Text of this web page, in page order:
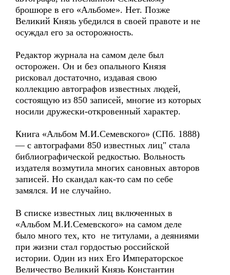
брошюре в его «Альбоме». Нет. Позже
Великий Князь убедился в своей правоте и не
осуждал его за осторожность.
Редактор журнала на самом деле был
осторожен. Он и без опального Князя
рисковал достаточно, издавая свою
коллекцию автографов известных людей,
состоящую из 850 записей, многие из которых
носили дружески-откровенный характер.
Книга «Альбом М.И.Семевского» (СПб. 1888)
— с автографами 850 известных лиц" стала
библиографической редкостью. Вольность
издателя возмутила многих сановных авторов
записей. Но скандал как-то сам по себе
замялся. И не случайно.
В списке известных лиц включенных в
«Альбом М.И.Семевского» на самом деле
было много тех, кто не титулами, а деяниями
при жизни стал гордостью российской
истории. Один из них Его Императорское
Величество Великий Князь Константин